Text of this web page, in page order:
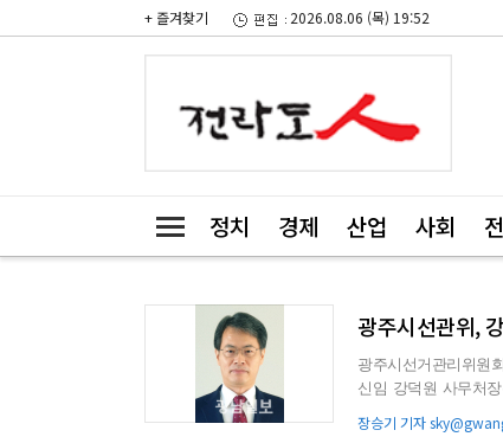
+ 즐겨찾기 2026.08.06 (목) 19:52
정치 경제 산업 사회
광주시선관위,
광주시선거관리위원
신임 강덕원 사무처
장승기 기자